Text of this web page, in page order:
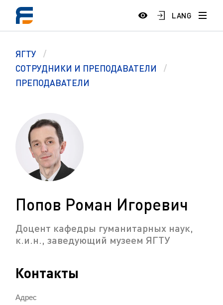
LANG
ЯГТУ
СОТРУДНИКИ И ПРЕПОДАВАТЕЛИ
ПРЕПОДАВАТЕЛИ
Попов Роман Игоревич
Доцент кафедры гуманитарных наук,
к.и.н., заведующий музеем ЯГТУ
Контакты
Адрес